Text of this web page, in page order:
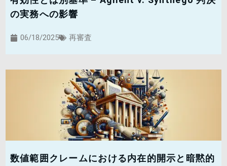
の実務への影響
06/18/2025 再審査
数値範囲クレームにおける内在的開示と暗黙的